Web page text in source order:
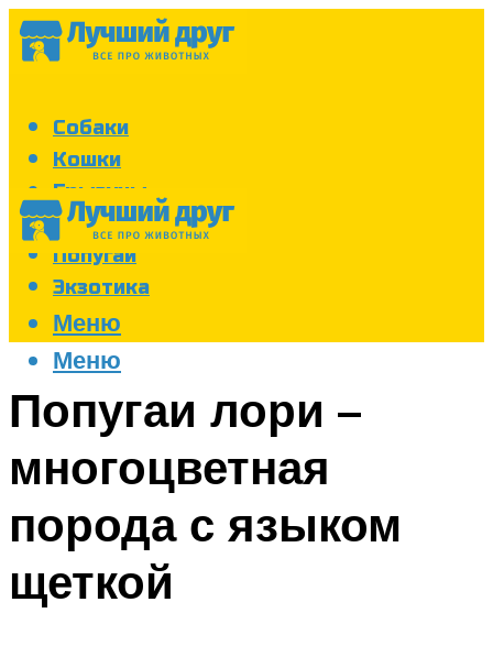
Собаки
Кошки
Грызуны
Аквариум
Попугаи
Экзотика
Меню
Меню
Попугаи лори –
многоцветная
порода с языком
щеткой